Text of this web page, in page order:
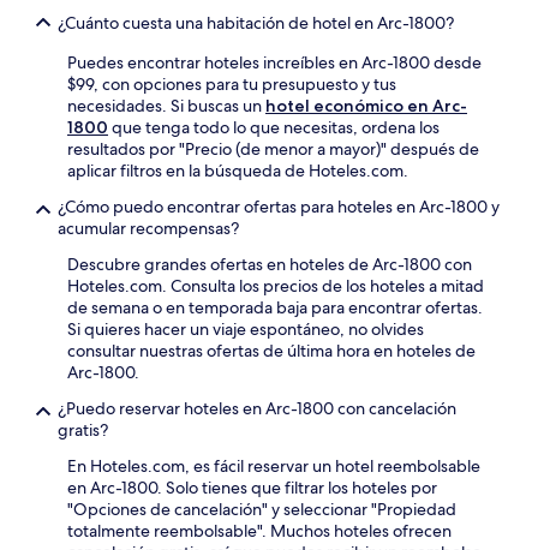
¿Cuánto cuesta una habitación de hotel en Arc-1800?
Puedes encontrar hoteles increíbles en Arc-1800 desde
$99, con opciones para tu presupuesto y tus
necesidades. Si buscas un hotel económico en Arc-
1800 que tenga todo lo que necesitas, ordena los
resultados por "Precio (de menor a mayor)" después de
aplicar filtros en la búsqueda de Hoteles.com.
¿Cómo puedo encontrar ofertas para hoteles en Arc-1800 y
acumular recompensas?
Descubre grandes ofertas en hoteles de Arc-1800 con
Hoteles.com. Consulta los precios de los hoteles a mitad
de semana o en temporada baja para encontrar ofertas.
Si quieres hacer un viaje espontáneo, no olvides
consultar nuestras ofertas de última hora en hoteles de
Arc-1800.
¿Puedo reservar hoteles en Arc-1800 con cancelación
gratis?
En Hoteles.com, es fácil reservar un hotel reembolsable
en Arc-1800. Solo tienes que filtrar los hoteles por
"Opciones de cancelación" y seleccionar "Propiedad
totalmente reembolsable". Muchos hoteles ofrecen